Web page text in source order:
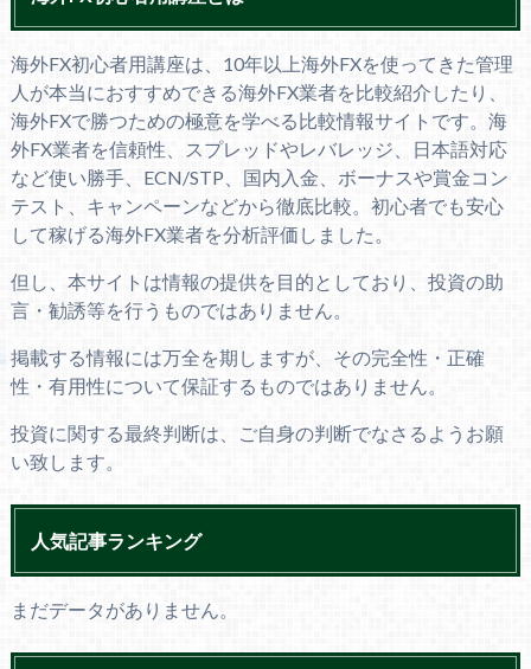
海外FX初心者用講座は、10年以上海外FXを使ってきた管理
人が本当におすすめできる海外FX業者を比較紹介したり、
海外FXで勝つための極意を学べる比較情報サイトです。海
外FX業者を信頼性、スプレッドやレバレッジ、日本語対応
など使い勝手、ECN/STP、国内入金、ボーナスや賞金コン
テスト、キャンペーンなどから徹底比較。初心者でも安心
して稼げる海外FX業者を分析評価しました。
但し、本サイトは情報の提供を目的としており、投資の助
言・勧誘等を行うものではありません。
掲載する情報には万全を期しますが、その完全性・正確
性・有用性について保証するものではありません。
投資に関する最終判断は、ご自身の判断でなさるようお願
い致します。
人気記事ランキング
まだデータがありません。